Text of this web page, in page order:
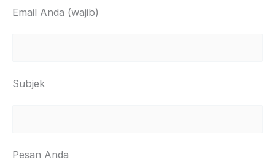
Email Anda (wajib)
Subjek
Pesan Anda